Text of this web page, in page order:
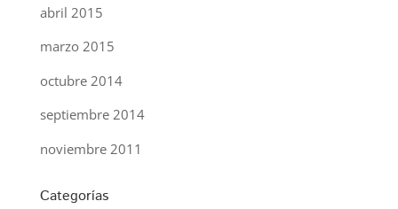
abril 2015
marzo 2015
octubre 2014
septiembre 2014
noviembre 2011
Categorías